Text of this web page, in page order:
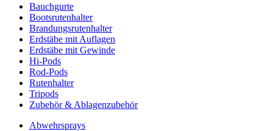
Bauchgurte
Bootsrutenhalter
Brandungsrutenhalter
Erdstäbe mit Auflagen
Erdstäbe mit Gewinde
Hi-Pods
Rod-Pods
Rutenhalter
Tripods
Zubehör & Ablagenzubehör
Abwehrsprays